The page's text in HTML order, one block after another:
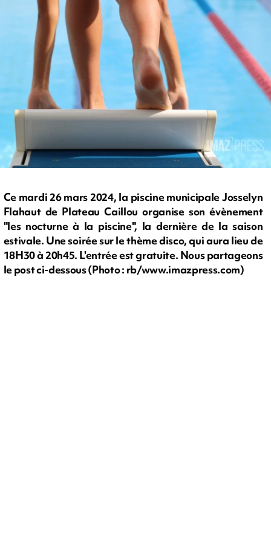
Ce mardi 26 mars 2024, la piscine municipale Josselyn
Flahaut de Plateau Caillou organise son évènement
"les nocturne à la piscine", la dernière de la saison
estivale. Une soirée sur le thème disco, qui aura lieu de
18H30 à 20h45. L'entrée est gratuite. Nous partageons
le post ci-dessous (Photo : rb/www.imazpress.com)